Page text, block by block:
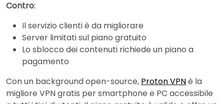
Contro:
Il servizio clienti è da migliorare
Server limitati sul piano gratuito
Lo sblocco dei contenuti richiede un piano a
pagamento
Con un background open-source, Proton VPNè la
migliore VPN gratis per smartphone e PC accessibile